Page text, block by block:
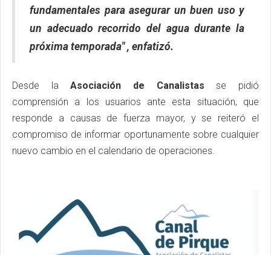
fundamentales para asegurar un buen uso y
un adecuado recorrido del agua durante la
próxima temporada" , enfatizó.
Desde laAsociación de Canalistas se pidió
comprensión a los usuarios ante esta situación, que
responde a causas de fuerza mayor, y se reiteró el
compromiso de informar oportunamente sobre cualquier
nuevo cambio en el calendario de operaciones.